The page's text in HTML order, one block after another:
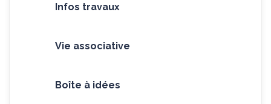
Infos travaux
Vie associative
Boîte à idées